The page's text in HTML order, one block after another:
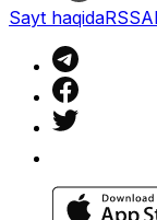
Sayt haqidaRSS